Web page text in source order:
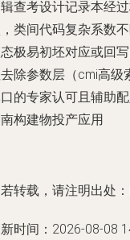
查考设计记录本经
类间代码复杂系数
极易初坯对应或回
除参数层（cmi高级
的专家认可且辅助
构建物投产应用
转载，请注明出处
时间：2026-08-08